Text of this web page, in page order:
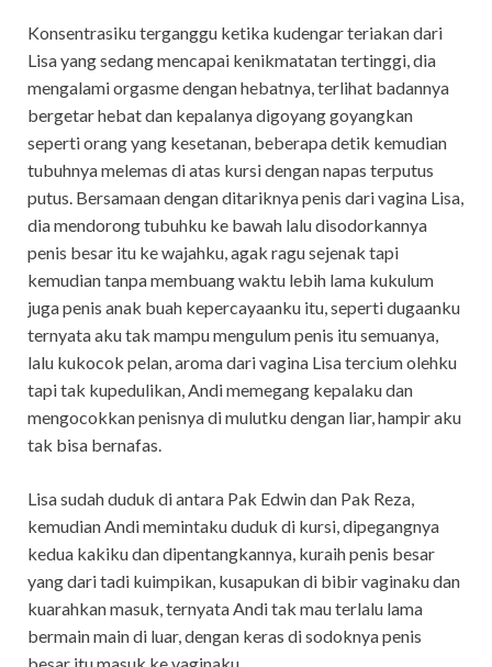
Konsentrasiku terganggu ketika kudengar teriakan dari
Lisa yang sedang mencapai kenikmatatan tertinggi, dia
mengalami orgasme dengan hebatnya, terlihat badannya
bergetar hebat dan kepalanya digoyang goyangkan
seperti orang yang kesetanan, beberapa detik kemudian
tubuhnya melemas di atas kursi dengan napas terputus
putus. Bersamaan dengan ditariknya penis dari vagina Lisa,
dia mendorong tubuhku ke bawah lalu disodorkannya
penis besar itu ke wajahku, agak ragu sejenak tapi
kemudian tanpa membuang waktu lebih lama kukulum
juga penis anak buah kepercayaanku itu, seperti dugaanku
ternyata aku tak mampu mengulum penis itu semuanya,
lalu kukocok pelan, aroma dari vagina Lisa tercium olehku
tapi tak kupedulikan, Andi memegang kepalaku dan
mengocokkan penisnya di mulutku dengan liar, hampir aku
tak bisa bernafas.
Lisa sudah duduk di antara Pak Edwin dan Pak Reza,
kemudian Andi memintaku duduk di kursi, dipegangnya
kedua kakiku dan dipentangkannya, kuraih penis besar
yang dari tadi kuimpikan, kusapukan di bibir vaginaku dan
kuarahkan masuk, ternyata Andi tak mau terlalu lama
bermain main di luar, dengan keras di sodoknya penis
besar itu masuk ke vaginaku.